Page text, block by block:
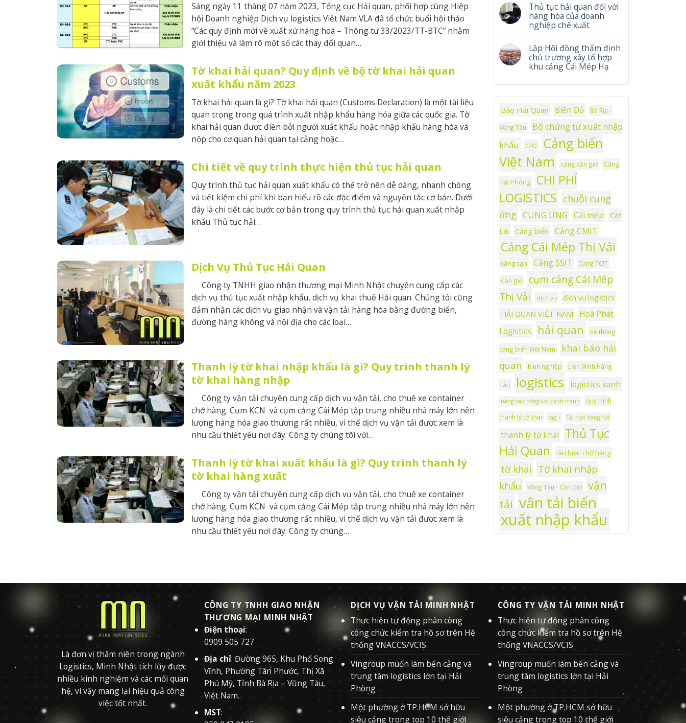
Sáng ngày 11 tháng 07 năm 2023, Tổng cục Hải quan, phối hợp cùng Hiệp
hội Doanh nghiệp Dịch vụ logistics Việt Nam VLA đã tổ chức buổi hội thảo
“Các quy định mới về xuất xứ hàng hoá – Thông tư 33/2023/TT-BTC” nhằm
giới thiệu và làm rõ một số các thay đổi quan…
Tờ khai hải quan? Quy định về bộ tờ khai hải quan
xuất khẩu năm 2023
Tờ khai hải quan là gì? Tờ khai hải quan (Customs Declaration) là một tài liệu
quan trọng trong quá trình xuất nhập khẩu hàng hóa giữa các quốc gia. Tờ
khai hải quan được điền bởi người xuất khẩu hoặc nhập khẩu hàng hóa và
nộp cho cơ quan hải quan tại cảng hoặc…
Chi tiết về quy trình thực hiện thủ tục hải quan
Quy trình thủ tục hải quan xuất khẩu có thể trở nên dễ dàng, nhanh chóng
và tiết kiệm chi phí khi bạn hiểu rõ các đặc điểm và nguyên tắc cơ bản. Dưới
đây là chi tiết các bước cơ bản trong quy trình thủ tục hải quan xuất nhập
khẩu Thủ tục hải…
Dịch Vụ Thủ Tục Hải Quan
Công ty TNHH giao nhận thương mại Minh Nhật chuyên cung cấp các
dịch vụ thủ tục xuất nhập khẩu, dịch vụ khai thuê Hải quan. Chúng tôi cũng
đảm nhận các dịch vụ giao nhận và vận tải hàng hóa bằng đường biển,
đường hàng không và nội địa cho các loại…
Thanh lý tờ khai nhập khẩu là gì? Quy trình thanh lý
tờ khai hàng nhập
Công ty vận tải chuyên cung cấp dịch vụ vận tải, cho thuê xe container
chở hàng. Cụm KCN và cụm cảng Cái Mép tập trung nhiều nhà máy lớn nên
lượng hàng hóa giao thương rất nhiều, vì thế dịch vụ vận tải được xem là
nhu cầu thiết yếu nơi đây. Công ty chúng tôi với…
Thanh lý tờ khai xuất khẩu là gì? Quy trình thanh lý
tờ khai hàng xuất
Công ty vận tải chuyên cung cấp dịch vụ vận tải, cho thuê xe container
chở hàng. Cụm KCN và cụm cảng Cái Mép tập trung nhiều nhà máy lớn nên
lượng hàng hóa giao thương rất nhiều, vì thế dịch vụ vận tải được xem là
nhu cầu thiết yếu nơi đây. Công ty chúng…
Thủ tục hải quan đối với
hàng hóa của doanh
nghiệp chế xuất
Lập Hội đồng thẩm định
chủ trương xây tổ hợp
khu cảng Cái Mép Hạ
Báo Hải Quan Biển Đỏ Bà Rịa –
Vũng Tàu
Bộ chứng từ xuất nhập
khẩu
C/O
Cảng biển
Việt Nam
cảng cần giờ
Cảng
Hải Phòng
CHI PHÍ
LOGISTICS chuỗi cung
ứng CUNG ỨNG Cái mép
Cát
Lái
Cảng biển Cảng CMIT
Cảng Cái Mép Thị Vải
cảng cạn Cảng SSIT Cảng TCIT
Cần giờ
cụm cảng Cái Mép
Thị Vải
dịch vụ
dịch vụ logistics
HẢI QUAN VIỆT NAM
Hoà Phát
Logistics
hải quan hệ thống
cảng biển Việt Nam
khai báo hải
quan
Kinh nghiệp Liên Minh Hãng
Tàu logistics logistics xanh
nâng cao năng lực cạnh tranh
quy trình
thanh lý tờ khai
tag 1 Tai nạn hàng hải
thanh lý tờ khai
Thủ Tục
Hải Quan
tàu biển chở hàng
tờ khai Tờ khai nhập
khẩu
Vũng Tàu - Cần Giờ
vận
tải vận tải biển
xuất nhập khẩu
Là đơn vị thâm niên trong ngành
Logistics, Minh Nhật tích lũy được
nhiều kinh nghiệm và các mối quan
hệ, vì vậy mang lại hiệu quả công
việc tốt nhất.
CÔNG TY TNHH GIAO NHẬN
THƯƠNG MẠI MINH NHẬT
Điện thoại:
0909 505 727
Địa chỉ: Đường 965, Khu Phố Song
Vĩnh, Phường Tân Phước, Thị Xã
Phú Mỹ, Tỉnh Bà Rịa – Vũng Tàu,
Việt Nam.
MST:
DỊCH VỤ VẬN TẢI MINH NHẬT
Thực hiện tự động phân công
công chức kiểm tra hồ sơ trên Hệ
thống VNACCS/VCIS
Vingroup muốn làm bến cảng và
trung tâm logistics lớn tại Hải
Phòng
Một phường ở TP.HCM sở hữu
siêu cảng trong top 10 thế giới
CÔNG TY VẬN TẢI MINH NHẬT
Thực hiện tự động phân công
công chức kiểm tra hồ sơ trên Hệ
thống VNACCS/VCIS
Vingroup muốn làm bến cảng và
trung tâm logistics lớn tại Hải
Phòng
Một phường ở TP.HCM sở hữu
siêu cảng trong top 10 thế giới